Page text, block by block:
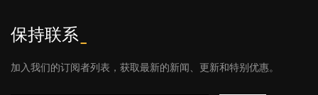
保持联系
加入我们的订阅者列表，获取最新的新闻、更新和特别优惠。